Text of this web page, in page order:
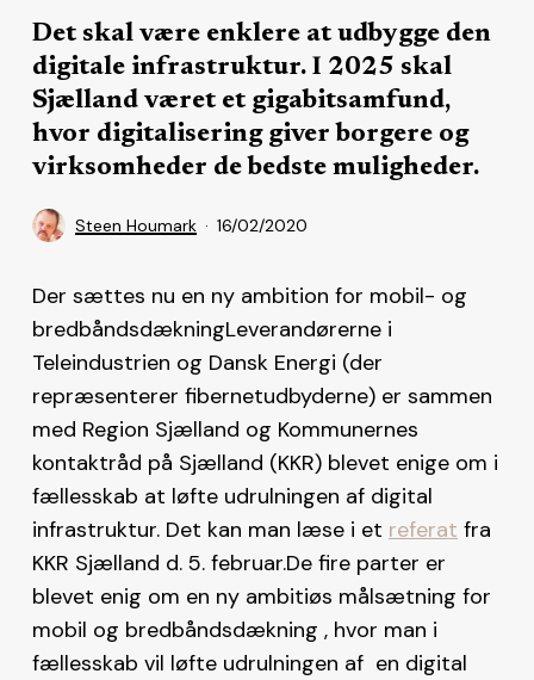
Det skal være enklere at udbygge den
digitale infrastruktur. I 2025 skal
Sjælland været et gigabitsamfund,
hvor digitalisering giver borgere og
virksomheder de bedste muligheder.
Steen Houmark 16/02/2020
Der sættes nu en ny ambition for mobil- og
bredbåndsdækningLeverandørerne i
Teleindustrien og Dansk Energi (der
repræsenterer fibernetudbyderne) er sammen
med Region Sjælland og Kommunernes
kontaktråd på Sjælland (KKR) blevet enige om i
fællesskab at løfte udrulningen af digital
infrastruktur. Det kan man læse i et referat fra
KKR Sjælland d. 5. februar.De fire parter er
blevet enig om en ny ambitiøs målsætning for
mobil og bredbåndsdækning , hvor man i
fællesskab vil løfte udrulningen af en digital